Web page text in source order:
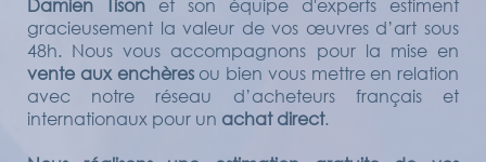
Damien Tison et son équipe d'experts estiment
gracieusement la valeur de vos œuvres d’art sous
48h. Nous vous accompagnons pour la mise en
vente aux enchèresou bien vous mettre en relation
avec notre réseau d’acheteurs français et
internationaux pour un achat direct.